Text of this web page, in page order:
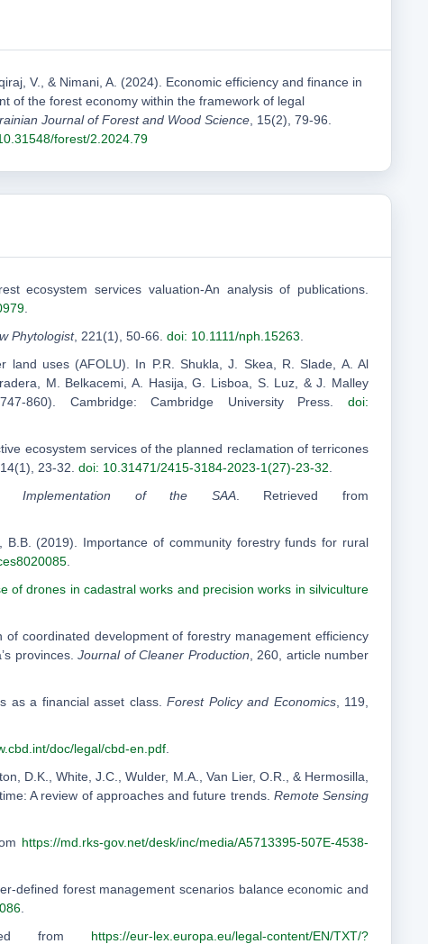
V., & Nimani, A. (2024). Economic efficiency and finance in
of the forest economy within the framework of legal
Journal of Forest and Wood Science, 15(2), 79-96.
forest/2.2024.79
ecosystem services valuation-An analysis of publications.
Phytologist, 221(1), 50-66. doi: 10.1111/nph.15263
land uses (AFOLU). In P.R. Shukla, J. Skea, R. Slade, A. Al
M. Belkacemi, A. Hasija, G. Lisboa, S. Luz, & J. Malley
860). Cambridge: Cambridge University Press.doi:
ecosystem services of the planned reclamation of terricones
, 14(1), 23-32. doi: 10.31471/2415-3184-2023-1(27)-23-32
Implementation of the SAA. Retrieved from
B.B. (2019). Importance of community forestry funds for rural
of drones in cadastral works and precision works in silviculture
coordinated development of forestry management efficiency
provinces. Journal of Cleaner Production , 260, article number
as a financial asset class. Forest Policy and Economics, 119,
doc/legal/cbd-en.pdf
D.K., White, J.C., Wulder, M.A., Van Lier, O.R., & Hermosilla,
A review of approaches and future trends. Remote Sensing
https://md.rks-gov.net/desk/inc/media/A5713395-507E-4538-
defined forest management scenarios balance economic and
from https://eur-lex.europa.eu/legal-content/EN/TXT/?